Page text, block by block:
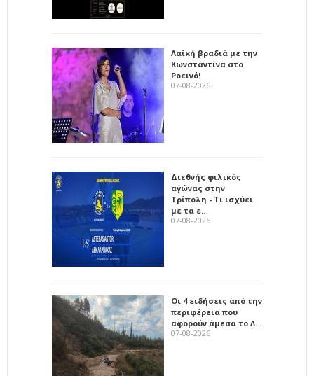
Λαϊκή βραδιά με την
Κωνσταντίνα στο
Ροεινό!
07-08-2026
Διεθνής φιλικός
αγώνας στην
Τρίπολη - Τι ισχύει
με τα ε…
07-08-2026
Οι 4 ειδήσεις από την
περιφέρεια που
αφορούν άμεσα το Λ…
07-08-2026